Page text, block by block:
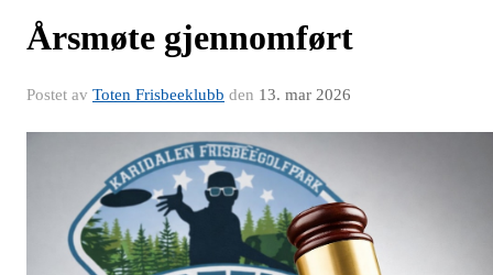
Årsmøte gjennomført
Postet av Toten Frisbeeklubb den 13. mar 2026